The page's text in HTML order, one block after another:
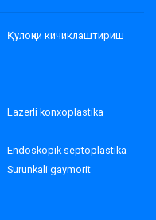
Қулоқни кичиклаштириш
Lazerli konxoplastika
Endoskopik septoplastika
Surunkali gaymorit